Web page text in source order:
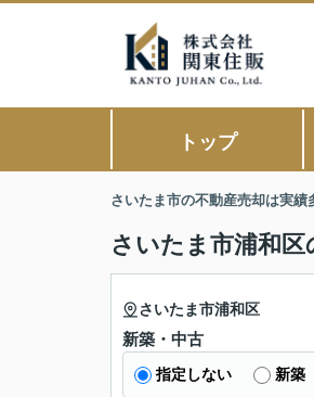
トップ
さいたま市の不動産売却は実
さいたま市浦和
さいたま市浦和区
新築・中古
指定しない 新築